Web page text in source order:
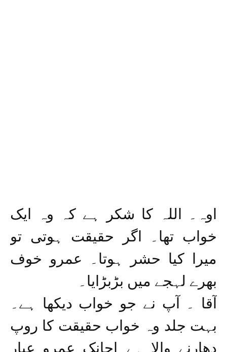
اوہ۔ اللہ کا شکر ہے کہ وہ ایک
خواب تھا۔ اگر حقیقت ہوتی تو
میرا کیا حشر ہوتا۔ عمرو خوف
بھرے لہجے میں بڑبڑایا۔
آقا ۔ آپ نے جو خواب دیکھا ہے۔
بہت جلد وہ خواب حقیقت کا روپ
دھارنے والا ہے۔اچانک عمرو عیار